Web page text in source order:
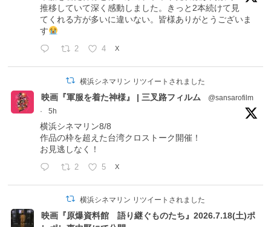
推移していて深く感動しました。きっと2本続けて見
てくれる方が多いに違いない。皆様ありがとうございま
す
2 4 X
横浜シネマリン リツイートされました
映画『軍服を着た神様』 | 三叉路フィルム
@sansarofilm
·
5h
横浜シネマリン8/8
作品の枠を超えた台湾クロストーク開催！
お見逃しなく！
2 5 X
横浜シネマリン リツイートされました
映画『原爆資料館 語り継ぐものたち』2026.7.18(土)ポ